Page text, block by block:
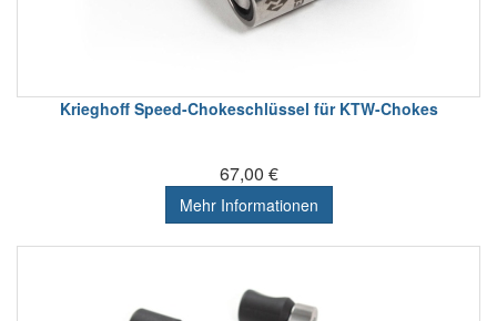
Krieghoff Speed-Chokeschlüssel für KTW-Chokes
67,00 €
Mehr Informationen